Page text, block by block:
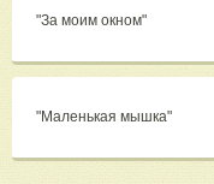
"За моим окном"
"Маленькая мышка"